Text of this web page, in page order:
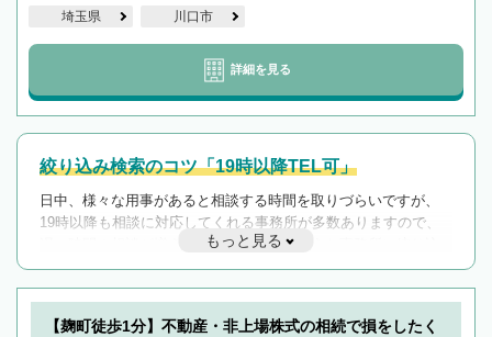
埼玉県 川口市
詳細を見る
絞り込み検索のコツ「19時以降TEL可」
日中、様々な用事があると相談する時間を取りづらいですが、
19時以降も相談に対応してくれる事務所が多数ありますので、
遅い時間の相談が増えそうな場合はそのような事務所に絞り込
んで検索してみましょう。
19時以降TEL可の条件
を加えて再検索
もっと見る
【麹町徒歩1分】不動産・非上場株式の相続で損をしたく